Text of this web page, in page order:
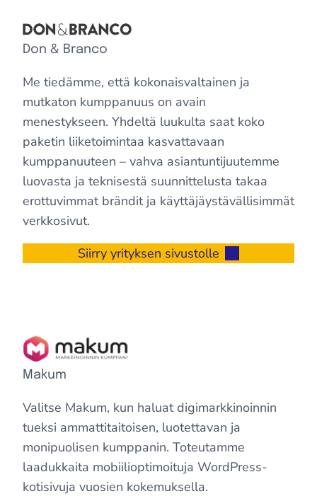
Don & Branco
Me tiedämme, että kokonaisvaltainen ja
mutkaton kumppanuus on avain
menestykseen. Yhdeltä luukulta saat koko
paketin liiketoimintaa kasvattavaan
kumppanuuteen – vahva asiantuntijuutemme
luovasta ja teknisestä suunnittelusta takaa
erottuvimmat brändit ja käyttäjäystävällisimmät
verkkosivut.
Siirry yrityksen sivustolle
Makum
Valitse Makum, kun haluat digimarkkinoinnin
tueksi ammattitaitoisen, luotettavan ja
monipuolisen kumppanin. Toteutamme
laadukkaita mobiilioptimoituja WordPress-
kotisivuja vuosien kokemuksella.